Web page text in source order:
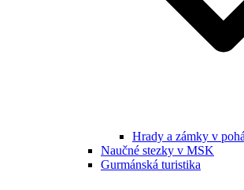
Hrady a zámky v
Naučné stezky v MSK
Gurmánská turistika